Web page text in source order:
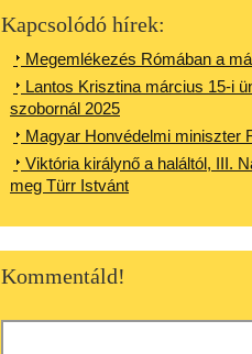
Kapcsolódó hírek:
Megemlékezés Rómában a
Lantos Krisztina március 15-i
szobornál 2025
Magyar Honvédelmi miniszter
Viktória királynő a haláltól, III.
meg Türr Istvánt
Kommentáld!